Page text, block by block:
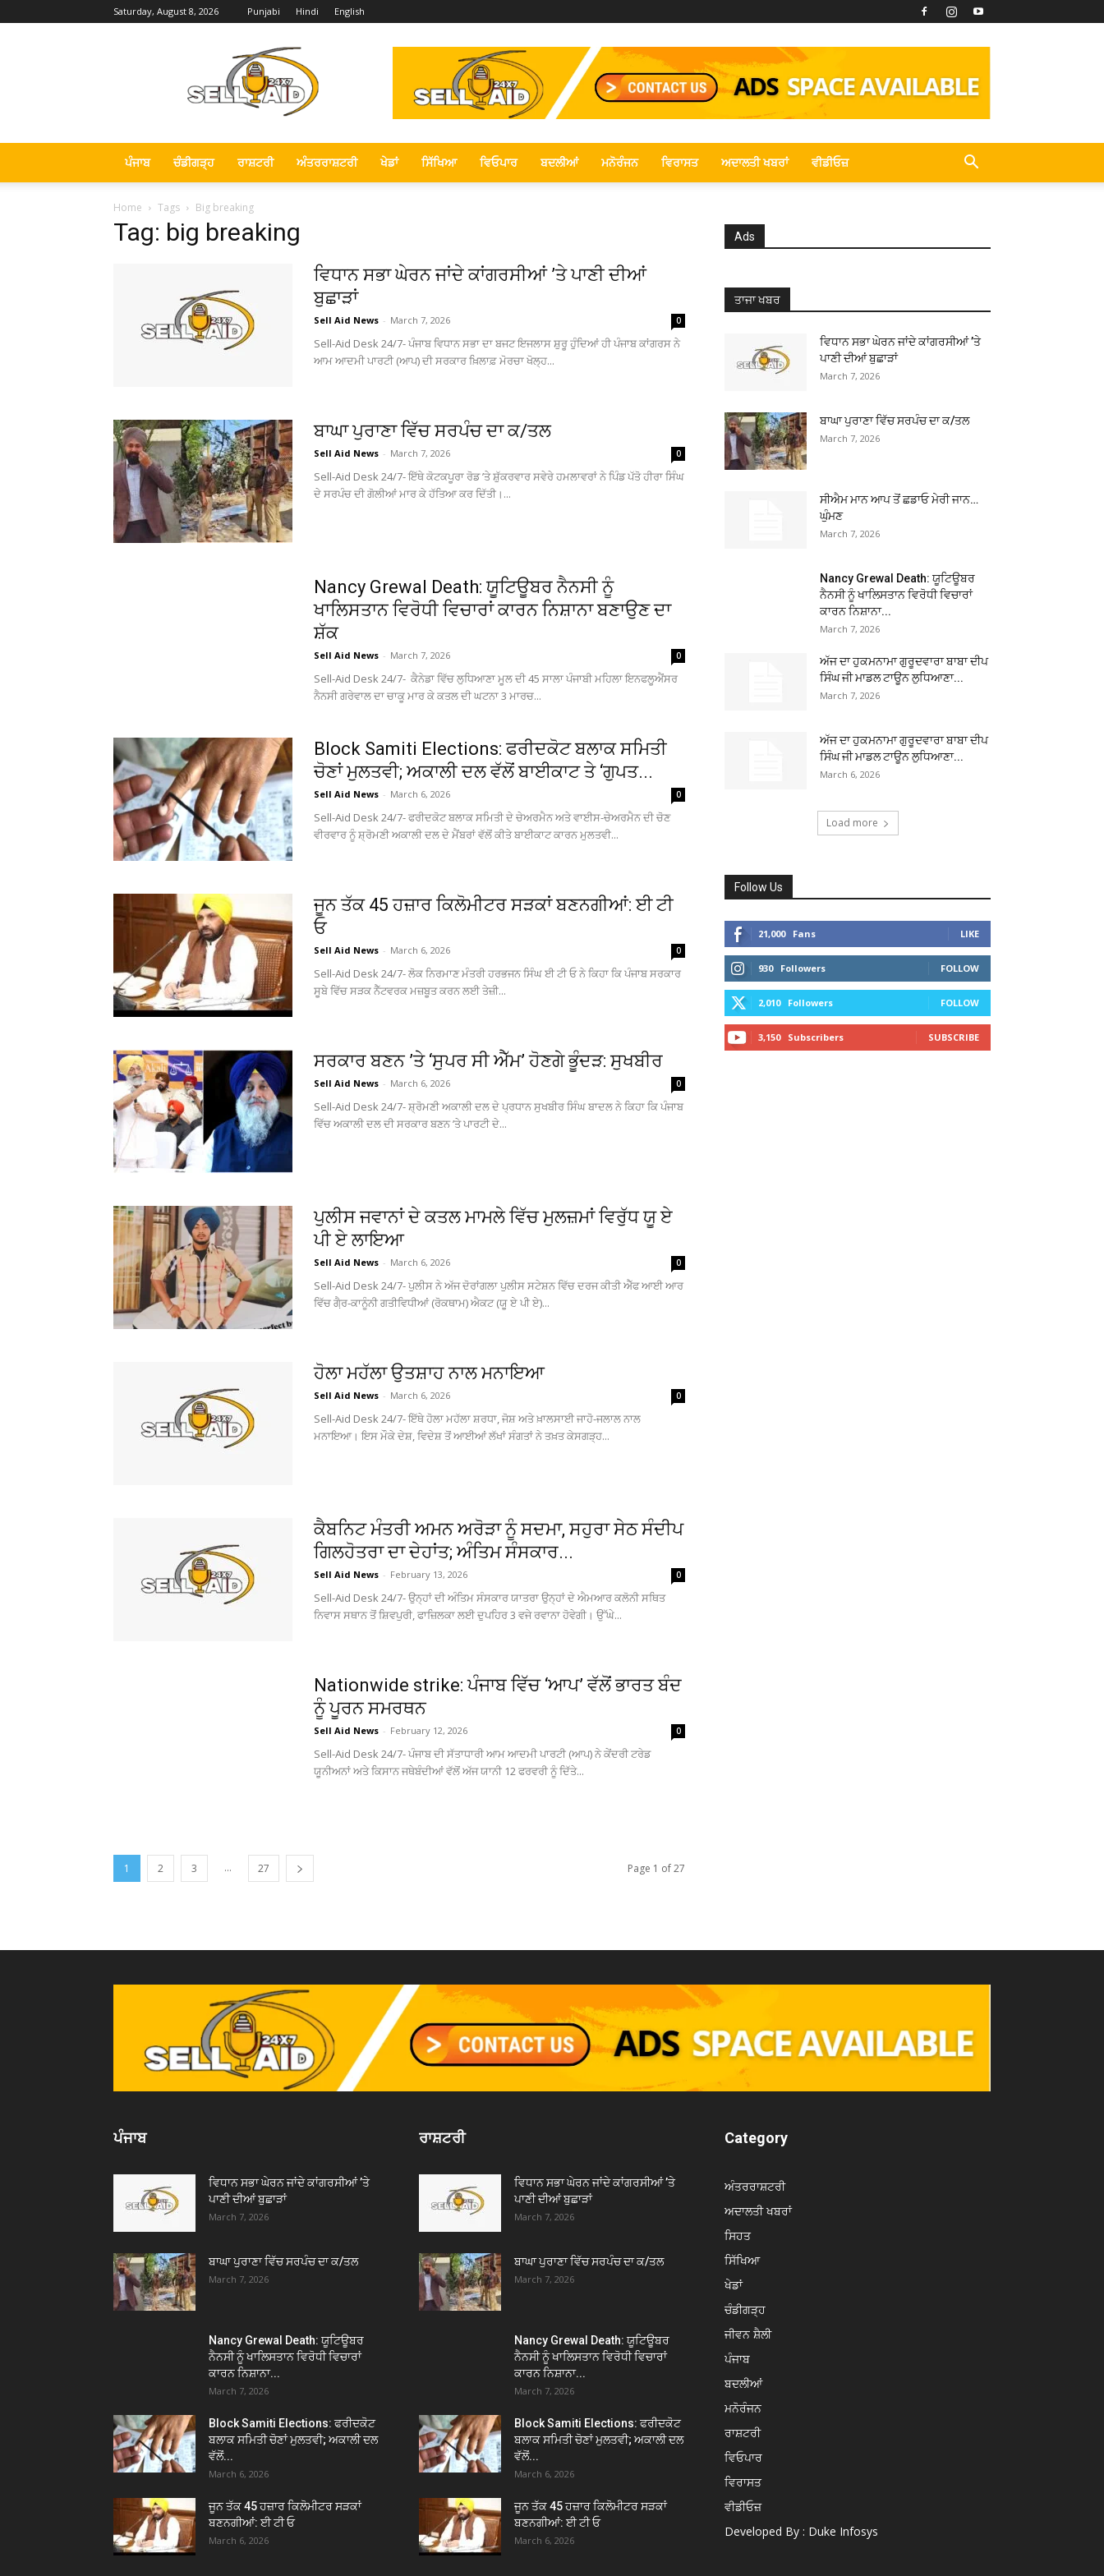
Saturday, August 8, 2026 Punjabi Hindi English
Sell
Aid
News
ਪੰਜਾਬ ਚੰਡੀਗੜ੍ਹ ਰਾਸ਼ਟਰੀ ਅੰਤਰਰਾਸ਼ਟਰੀ ਖੇਡਾਂ ਸਿੱਖਿਆ ਵਿਓਪਾਰ ਬਦਲੀਆਂ ਮਨੋਰੰਜਨ ਵਿਰਾਸਤ ਅਦਾਲਤੀ ਖਬਰਾਂ ਵੀਡੀਓਜ਼
Home Tags Big breaking
Tag: big breaking
ਵਿਧਾਨ ਸਭਾ ਘੇਰਨ ਜਾਂਦੇ ਕਾਂਗਰਸੀਆਂ ’ਤੇ ਪਾਣੀ ਦੀਆਂ
ਬੁਛਾੜਾਂ
Sell Aid News - March 7, 2026 0
Sell-Aid Desk 24/7- ਪੰਜਾਬ ਵਿਧਾਨ ਸਭਾ ਦਾ ਬਜਟ ਇਜਲਾਸ ਸ਼ੁਰੂ ਹੁੰਦਿਆਂ ਹੀ ਪੰਜਾਬ ਕਾਂਗਰਸ ਨੇ
ਆਮ ਆਦਮੀ ਪਾਰਟੀ (ਆਪ) ਦੀ ਸਰਕਾਰ ਖ਼ਿਲਾਫ਼ ਮੋਰਚਾ ਖੋਲ੍ਹ...
ਬਾਘਾ ਪੁਰਾਣਾ ਵਿੱਚ ਸਰਪੰਚ ਦਾ ਕ/ਤਲ
Sell Aid News - March 7, 2026 0
Sell-Aid Desk 24/7- ਇੱਥੇ ਕੋਟਕਪੂਰਾ ਰੋਡ ’ਤੇ ਸ਼ੁੱਕਰਵਾਰ ਸਵੇਰੇ ਹਮਲਾਵਰਾਂ ਨੇ ਪਿੰਡ ਪੱਤੋ ਹੀਰਾ ਸਿੰਘ
ਦੇ ਸਰਪੰਚ ਦੀ ਗੋਲੀਆਂ ਮਾਰ ਕੇ ਹੱਤਿਆ ਕਰ ਦਿੱਤੀ।...
Nancy Grewal Death: ਯੂਟਿਊਬਰ ਨੈਨਸੀ ਨੂੰ
ਖਾਲਿਸਤਾਨ ਵਿਰੋਧੀ ਵਿਚਾਰਾਂ ਕਾਰਨ ਨਿਸ਼ਾਨਾ ਬਣਾਉਣ ਦਾ
ਸ਼ੱਕ
Sell Aid News - March 7, 2026 0
Sell-Aid Desk 24/7- ਕੈਨੇਡਾ ਵਿੱਚ ਲੁਧਿਆਣਾ ਮੂਲ ਦੀ 45 ਸਾਲਾ ਪੰਜਾਬੀ ਮਹਿਲਾ ਇਨਫਲੂਐਂਸਰ
ਨੈਨਸੀ ਗਰੇਵਾਲ ਦਾ ਚਾਕੂ ਮਾਰ ਕੇ ਕਤਲ ਦੀ ਘਟਨਾ 3 ਮਾਰਚ...
Block Samiti Elections: ਫਰੀਦਕੋਟ ਬਲਾਕ ਸਮਿਤੀ
ਚੋਣਾਂ ਮੁਲਤਵੀ; ਅਕਾਲੀ ਦਲ ਵੱਲੋਂ ਬਾਈਕਾਟ ਤੇ ‘ਗੁਪਤ...
Sell Aid News - March 6, 2026 0
Sell-Aid Desk 24/7- ਫਰੀਦਕੋਟ ਬਲਾਕ ਸਮਿਤੀ ਦੇ ਚੇਅਰਮੈਨ ਅਤੇ ਵਾਈਸ-ਚੇਅਰਮੈਨ ਦੀ ਚੋਣ
ਵੀਰਵਾਰ ਨੂੰ ਸ਼੍ਰੋਮਣੀ ਅਕਾਲੀ ਦਲ ਦੇ ਮੈਂਬਰਾਂ ਵੱਲੋਂ ਕੀਤੇ ਬਾਈਕਾਟ ਕਾਰਨ ਮੁਲਤਵੀ...
ਜੂਨ ਤੱਕ 45 ਹਜ਼ਾਰ ਕਿਲੋਮੀਟਰ ਸੜਕਾਂ ਬਣਨਗੀਆਂ: ਈ ਟੀ
ਓ
Sell Aid News - March 6, 2026 0
Sell-Aid Desk 24/7- ਲੋਕ ਨਿਰਮਾਣ ਮੰਤਰੀ ਹਰਭਜਨ ਸਿੰਘ ਈ ਟੀ ਓ ਨੇ ਕਿਹਾ ਕਿ ਪੰਜਾਬ ਸਰਕਾਰ
ਸੂਬੇ ਵਿੱਚ ਸੜਕ ਨੈੱਟਵਰਕ ਮਜ਼ਬੂਤ ਕਰਨ ਲਈ ਤੇਜ਼ੀ...
ਸਰਕਾਰ ਬਣਨ ’ਤੇ ‘ਸੁਪਰ ਸੀ ਐੱਮ’ ਹੋਣਗੇ ਭੂੰਦੜ: ਸੁਖਬੀਰ
Sell Aid News - March 6, 2026 0
Sell-Aid Desk 24/7- ਸ਼੍ਰੋਮਣੀ ਅਕਾਲੀ ਦਲ ਦੇ ਪ੍ਰਧਾਨ ਸੁਖਬੀਰ ਸਿੰਘ ਬਾਦਲ ਨੇ ਕਿਹਾ ਕਿ ਪੰਜਾਬ
ਵਿੱਚ ਅਕਾਲੀ ਦਲ ਦੀ ਸਰਕਾਰ ਬਣਨ ’ਤੇ ਪਾਰਟੀ ਦੇ...
ਪੁਲੀਸ ਜਵਾਨਾਂ ਦੇ ਕਤਲ ਮਾਮਲੇ ਵਿੱਚ ਮੁਲਜ਼ਮਾਂ ਵਿਰੁੱਧ ਯੂ ਏ
ਪੀ ਏ ਲਾਇਆ
Sell Aid News - March 6, 2026 0
Sell-Aid Desk 24/7- ਪੁਲੀਸ ਨੇ ਅੱਜ ਦੋਰਾਂਗਲਾ ਪੁਲੀਸ ਸਟੇਸ਼ਨ ਵਿੱਚ ਦਰਜ ਕੀਤੀ ਐੱਫ ਆਈ ਆਰ
ਵਿੱਚ ਗੈ਼ਰ-ਕਾਨੂੰਨੀ ਗਤੀਵਿਧੀਆਂ (ਰੋਕਥਾਮ) ਐਕਟ (ਯੂ ਏ ਪੀ ਏ)...
ਹੋਲਾ ਮਹੱਲਾ ਉਤਸ਼ਾਹ ਨਾਲ ਮਨਾਇਆ
Sell Aid News - March 6, 2026 0
Sell-Aid Desk 24/7- ਇੱਥੇ ਹੋਲਾ ਮਹੱਲਾ ਸ਼ਰਧਾ, ਜੋਸ਼ ਅਤੇ ਖ਼ਾਲਸਾਈ ਜਾਹੋ-ਜਲਾਲ ਨਾਲ
ਮਨਾਇਆ। ਇਸ ਮੌਕੇ ਦੇਸ਼, ਵਿਦੇਸ਼ ਤੋਂ ਆਈਆਂ ਲੱਖਾਂ ਸੰਗਤਾਂ ਨੇ ਤਖ਼ਤ ਕੇਸਗੜ੍ਹ...
ਕੈਬਨਿਟ ਮੰਤਰੀ ਅਮਨ ਅਰੋੜਾ ਨੂੰ ਸਦਮਾ, ਸਹੁਰਾ ਸੇਠ ਸੰਦੀਪ
ਗਿਲਹੋਤਰਾ ਦਾ ਦੇਹਾਂਤ; ਅੰਤਿਮ ਸੰਸਕਾਰ...
Sell Aid News - February 13, 2026 0
Sell-Aid Desk 24/7- ਉਨ੍ਹਾਂ ਦੀ ਅੰਤਿਮ ਸੰਸਕਾਰ ਯਾਤਰਾ ਉਨ੍ਹਾਂ ਦੇ ਐਮਆਰ ਕਲੋਨੀ ਸਥਿਤ
ਨਿਵਾਸ ਸਥਾਨ ਤੋਂ ਸ਼ਿਵਪੁਰੀ, ਫਾਜ਼ਿਲਕਾ ਲਈ ਦੁਪਹਿਰ 3 ਵਜੇ ਰਵਾਨਾ ਹੋਵੇਗੀ। ਉੱਘੇ...
Nationwide strike: ਪੰਜਾਬ ਵਿੱਚ ‘ਆਪ’ ਵੱਲੋਂ ਭਾਰਤ ਬੰਦ
ਨੂੰ ਪੂਰਨ ਸਮਰਥਨ
Sell Aid News - February 12, 2026 0
Sell-Aid Desk 24/7- ਪੰਜਾਬ ਦੀ ਸੱਤਾਧਾਰੀ ਆਮ ਆਦਮੀ ਪਾਰਟੀ (ਆਪ) ਨੇ ਕੇਂਦਰੀ ਟਰੇਡ
ਯੂਨੀਅਨਾਂ ਅਤੇ ਕਿਸਾਨ ਜਥੇਬੰਦੀਆਂ ਵੱਲੋਂ ਅੱਜ ਯਾਨੀ 12 ਫਰਵਰੀ ਨੂੰ ਦਿੱਤੇ...
1 2 3 ... 27 Page 1 of 27
Ads
ਤਾਜਾ ਖਬਰ
ਵਿਧਾਨ ਸਭਾ ਘੇਰਨ ਜਾਂਦੇ ਕਾਂਗਰਸੀਆਂ ’ਤੇ
ਪਾਣੀ ਦੀਆਂ ਬੁਛਾੜਾਂ
March 7, 2026
ਬਾਘਾ ਪੁਰਾਣਾ ਵਿੱਚ ਸਰਪੰਚ ਦਾ ਕ/ਤਲ
March 7, 2026
ਸੀਐਮ ਮਾਨ ਆਪ ਤੋਂ ਛਡਾਓ ਮੇਰੀ ਜਾਨ…
ਘੁੰਮਣ
March 7, 2026
Nancy Grewal Death: ਯੂਟਿਊਬਰ
ਨੈਨਸੀ ਨੂੰ ਖਾਲਿਸਤਾਨ ਵਿਰੋਧੀ ਵਿਚਾਰਾਂ
ਕਾਰਨ ਨਿਸ਼ਾਨਾ...
March 7, 2026
ਅੱਜ ਦਾ ਹੁਕਮਨਾਮਾ ਗੁਰੂਦਵਾਰਾ ਬਾਬਾ ਦੀਪ
ਸਿੰਘ ਜੀ ਮਾਡਲ ਟਾਊਨ ਲੁਧਿਆਣਾ...
March 7, 2026
ਅੱਜ ਦਾ ਹੁਕਮਨਾਮਾ ਗੁਰੂਦਵਾਰਾ ਬਾਬਾ ਦੀਪ
ਸਿੰਘ ਜੀ ਮਾਡਲ ਟਾਊਨ ਲੁਧਿਆਣਾ...
March 6, 2026
Load more
Follow Us
21,000 Fans LIKE
930 Followers FOLLOW
2,010 Followers FOLLOW
3,150 Subscribers SUBSCRIBE
ਪੰਜਾਬ
ਵਿਧਾਨ ਸਭਾ ਘੇਰਨ ਜਾਂਦੇ ਕਾਂਗਰਸੀਆਂ ’ਤੇ
ਪਾਣੀ ਦੀਆਂ ਬੁਛਾੜਾਂ
March 7, 2026
ਬਾਘਾ ਪੁਰਾਣਾ ਵਿੱਚ ਸਰਪੰਚ ਦਾ ਕ/ਤਲ
March 7, 2026
Nancy Grewal Death: ਯੂਟਿਊਬਰ
ਨੈਨਸੀ ਨੂੰ ਖਾਲਿਸਤਾਨ ਵਿਰੋਧੀ ਵਿਚਾਰਾਂ
ਕਾਰਨ ਨਿਸ਼ਾਨਾ...
March 7, 2026
Block Samiti Elections: ਫਰੀਦਕੋਟ
ਬਲਾਕ ਸਮਿਤੀ ਚੋਣਾਂ ਮੁਲਤਵੀ; ਅਕਾਲੀ ਦਲ
ਵੱਲੋਂ...
March 6, 2026
ਜੂਨ ਤੱਕ 45 ਹਜ਼ਾਰ ਕਿਲੋਮੀਟਰ ਸੜਕਾਂ
ਬਣਨਗੀਆਂ: ਈ ਟੀ ਓ
March 6, 2026
ਰਾਸ਼ਟਰੀ
ਵਿਧਾਨ ਸਭਾ ਘੇਰਨ ਜਾਂਦੇ ਕਾਂਗਰਸੀਆਂ ’ਤੇ
ਪਾਣੀ ਦੀਆਂ ਬੁਛਾੜਾਂ
March 7, 2026
ਬਾਘਾ ਪੁਰਾਣਾ ਵਿੱਚ ਸਰਪੰਚ ਦਾ ਕ/ਤਲ
March 7, 2026
Nancy Grewal Death: ਯੂਟਿਊਬਰ
ਨੈਨਸੀ ਨੂੰ ਖਾਲਿਸਤਾਨ ਵਿਰੋਧੀ ਵਿਚਾਰਾਂ
ਕਾਰਨ ਨਿਸ਼ਾਨਾ...
March 7, 2026
Block Samiti Elections: ਫਰੀਦਕੋਟ
ਬਲਾਕ ਸਮਿਤੀ ਚੋਣਾਂ ਮੁਲਤਵੀ; ਅਕਾਲੀ ਦਲ
ਵੱਲੋਂ...
March 6, 2026
ਜੂਨ ਤੱਕ 45 ਹਜ਼ਾਰ ਕਿਲੋਮੀਟਰ ਸੜਕਾਂ
ਬਣਨਗੀਆਂ: ਈ ਟੀ ਓ
March 6, 2026
Category
ਅੰਤਰਰਾਸ਼ਟਰੀ
ਅਦਾਲਤੀ ਖਬਰਾਂ
ਸਿਹਤ
ਸਿੱਖਿਆ
ਖੇਡਾਂ
ਚੰਡੀਗੜ੍ਹ
ਜੀਵਨ ਸ਼ੈਲੀ
ਪੰਜਾਬ
ਬਦਲੀਆਂ
ਮਨੋਰੰਜਨ
ਰਾਸ਼ਟਰੀ
ਵਿਓਪਾਰ
ਵਿਰਾਸਤ
ਵੀਡੀਓਜ਼
Developed By : Duke Infosys